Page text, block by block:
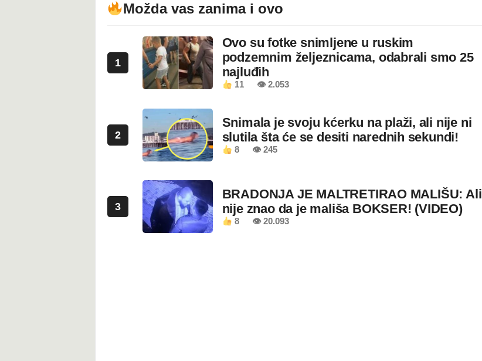
Možda vas zanima i ovo
1
Ovo su fotke snimljene u ruskim
podzemnim željeznicama, odabrali smo 25
najluđih
11 👁 2.053
2
Snimala je svoju kćerku na plaži, ali nije ni
slutila šta će se desiti narednih sekundi!
8 👁 245
3
BRADONJA JE MALTRETIRAO MALIŠU: Ali
nije znao da je mališa BOKSER! (VIDEO)
8 👁 20.093